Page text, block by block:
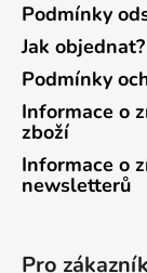
Podmínky
Jak objednat?
Podmínky
Informace o
zboží
Informace o
newsletterů
Pro